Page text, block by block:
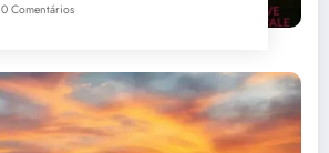
0 Comentários